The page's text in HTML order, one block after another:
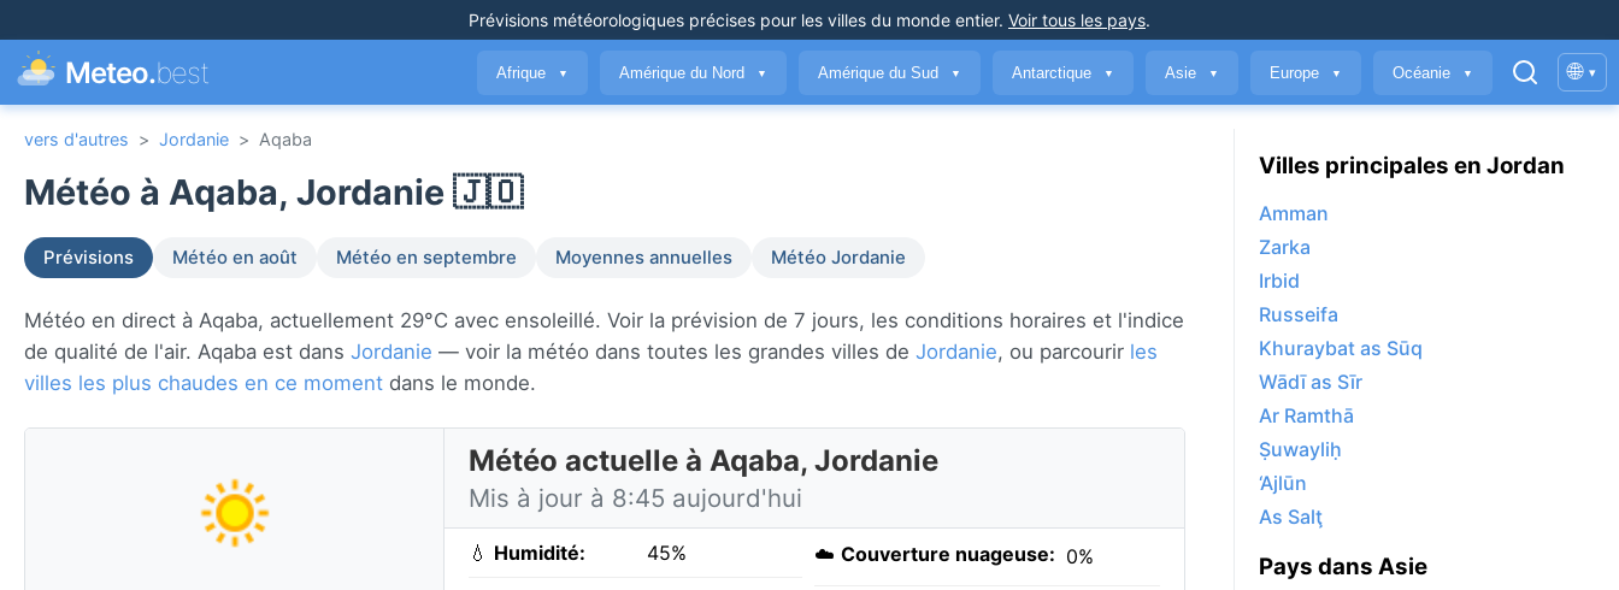
Prévisions météorologiques précises pour les villes du monde entier. Voir tous les pays.
Meteo.best Afrique ▼ Amérique du Nord ▼ Amérique du Sud ▼ Antarctique ▼ Asie ▼ Europe ▼ Océanie ▼ 🌐 ▾
vers d'autres > Jordanie > Aqaba
Météo à Aqaba, Jordanie 🇯🇴
Prévisions Météo en août Météo en septembre Moyennes annuelles Météo Jordanie
Météo en direct à Aqaba, actuellement 29°C avec ensoleillé. Voir la prévision de 7 jours, les conditions horaires et l'indice
de qualité de l'air. Aqaba est dans Jordanie — voir la météo dans toutes les grandes villes de Jordanie, ou parcourir les
villes les plus chaudes en ce moment dans le monde.
Météo actuelle à Aqaba, Jordanie
Mis à jour à 8:45 aujourd'hui
💧 Humidité: 45% ☁️ Couverture nuageuse: 0%
Villes principales en Jordan
Amman
Zarka
Irbid
Russeifa
Khuraybat as Sūq
Wādī as Sīr
Ar Ramthā
Ṣuwayliḥ
‘Ajlūn
As Salţ
Pays dans Asie